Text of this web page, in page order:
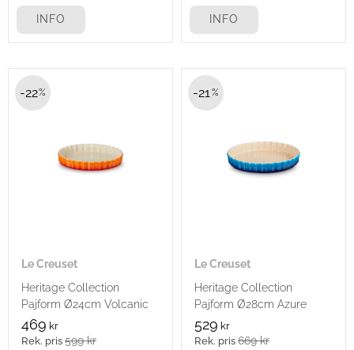
INFO INFO
Le Creuset
Heritage Collection
Pajform Ø24cm Volcanic
469 kr
599kr
22%
Le Creuset
Heritage Collection
Pajform Ø28cm Azure
529 kr
669kr
21%